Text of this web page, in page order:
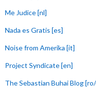
Me Judice [nl]
Nada es Gratis [es]
Noise from Amerika [it]
Project Syndicate [en]
The Sebastian Buhai Blog